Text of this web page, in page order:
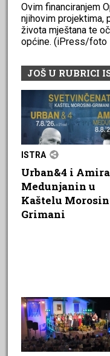
Ovim financiranjem
njihovim projektima,
života mještana te
općine. (iPress/foto
JOŠ U RUBRICI
ISTRA
Urban&4 i Amira
Medunjanin u
Kaštelu
Grimani